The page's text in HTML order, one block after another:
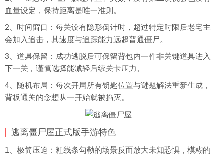
血量设定，保持距离是唯一准则。
2、时间窗口：每关设有隐形倒计时，超过特定时限后老宅主
会加入追击，其速度与追踪能力远超普通僵尸。
3、道具保留：成功逃脱后可保留背包内一件非关键道具进入
下一关，谨慎选择能减轻后续关卡压力。
4、随机布局：每次开局所有钥匙位置与谜题解法重新生成，
背板通关的念想从一开始就被掐灭。
逃离僵尸屋正式版手游特色
1、极简压迫：粗线条勾勒的场景反而放大未知恐惧，模糊的